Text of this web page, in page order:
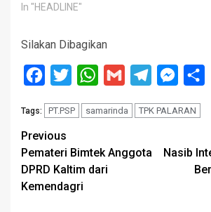
In "HEADLINE"
Silakan Dibagikan
Facebook
Twitter WhatsApp
Gmail Telegram
Tags: PT.PSP samarinda TPK PALARAN
Post
navigation
Previous
Pemateri Bimtek Anggota
DPRD Kaltim dari
Kemendagri
Nasib